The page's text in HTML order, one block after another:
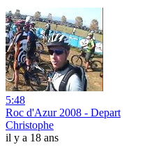
5:48
Roc d'Azur 2008 - Depart
Christophe
il y a 18 ans